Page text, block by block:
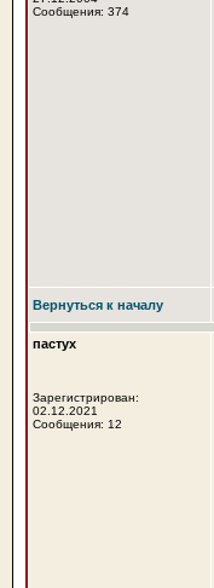
Сообщения: 374
Вернуться к началу
пастух
Зарегистрирован:
02.12.2021
Сообщения: 12